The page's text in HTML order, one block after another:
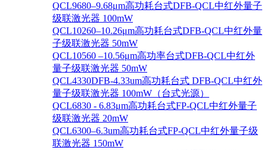
QCL9680–9.68μm高功耗台式DFB-QCL中红外量子
级联激光器 100mW
QCL10260–10.26μm高功耗台式DFB-QCL中红外量
子级联激光器 50mW
QCL10560 –10.56μm高功率台式DFB-QCL中红外
量子级联激光器 50mW
QCL4330DFB-4.33um高功耗台式 DFB-QCL中红外
量子级联激光器 100mW（台式光源）
QCL6830 - 6.83μm高功耗台式FP-QCL中红外量子
级联激光器 20mW
QCL6300–6.3um高功耗台式FP-QCL中红外量子级
联激光器 150mW